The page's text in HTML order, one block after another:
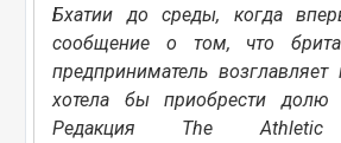
Бхатии до среды, когда
сообщение о том, что
предприниматель возглавляет
хотела бы приобрести долю
Редакция The Athletic